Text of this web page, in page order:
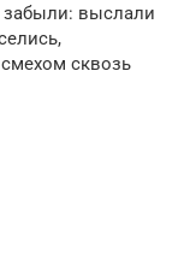
забыли: выслали
сквозь